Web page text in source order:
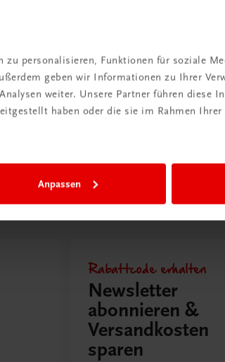
zu personalisieren, Funktionen für soziale
geben wir Informationen zu Ihrer
weiter. Unsere Partner führen diese
haben oder die sie im Rahmen
Anpassen
Bildung
Multimedia-Typing
Semesterlizenz
Rabattcode erhalten
Newsletter
abonnieren &
Versandkosten
sparen